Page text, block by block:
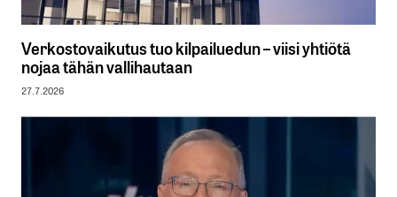
Verkostovaikutus tuo kilpailuedun – viisi yhtiötä
nojaa tähän vallihautaan
27.7.2026